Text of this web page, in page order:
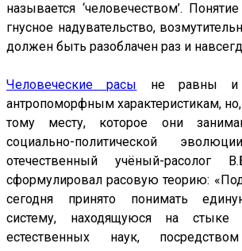
называется ‘человечеством’.
гнусное надувательство,
должен быть разоблачен раз и
Человеческие расы не равны и
антропоморфным характеристикам,
тому месту, которое они
социально-политической
отечественный учёный-расолог
сформулировал расовую теорию:
сегодня принято понимать
систему, находящуюся на стыке
естественных наук,